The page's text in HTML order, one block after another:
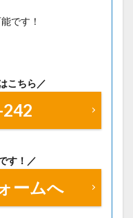
です！
こちら／
す！／
ームへ